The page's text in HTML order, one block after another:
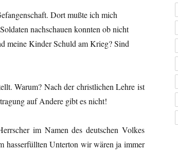
Dort mußte ich mich
nachschauen konnten ob nicht
meine Kinder Schuld am Krieg? Sind
Warum? Nach der christlichen Lehre ist
auf Andere gibt es nicht!
im Namen des deutschen Volkes
hasserfüllten Unterton wir wären ja immer